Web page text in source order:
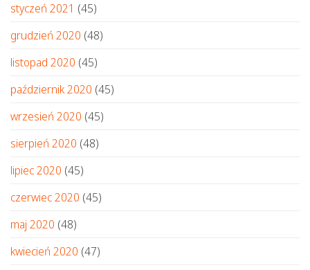
styczeń 2021 (45)
grudzień 2020 (48)
listopad 2020 (45)
październik 2020 (45)
wrzesień 2020 (45)
sierpień 2020 (48)
lipiec 2020 (45)
czerwiec 2020 (45)
maj 2020 (48)
kwiecień 2020 (47)